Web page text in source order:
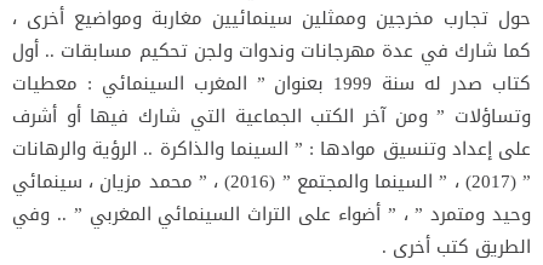
حول تجارب مخرجين وممثلين سينمائيين مغاربة ومواضيع أخرى ،
كما شارك في عدة مهرجانات وندوات ولجن تحكيم مسابقات .. أول
كتاب صدر له سنة 1999 بعنوان ” المغرب السينمائي : معطيات
وتساؤلات ” ومن آخر الكتب الجماعية التي شارك فيها أو أشرف
على إعداد وتنسيق موادها : ” السينما والذاكرة .. الرؤية والرهانات
” (2017) ، ” السينما والمجتمع ” (2016) ، ” محمد مزيان ، سينمائي
وحيد ومتمرد ” ، ” أضواء على التراث السينمائي المغربي ” .. وفي
الطريق كتب أخرى .